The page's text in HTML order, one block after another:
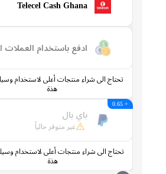
Telecel Cash Ghana
ادفع باستخدام العملات الرقمية
تحتاج الى شراء منتجات أعلى لاستخدام وسيله الدفع
باي بال
غير متوفر حالياً
تحتاج الى شراء منتجات أعلى لاستخدام وسيله الدفع